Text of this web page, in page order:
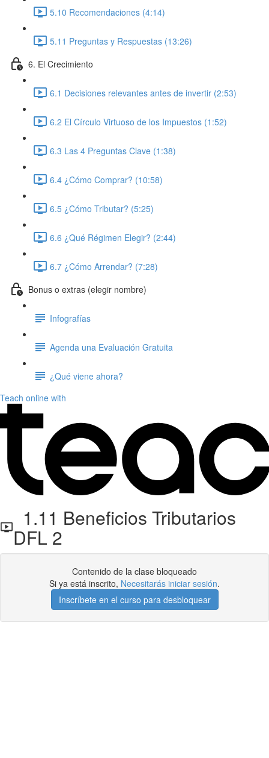
5.10 Recomendaciones (4:14)
5.11 Preguntas y Respuestas (13:26)
6. El Crecimiento
6.1 Decisiones relevantes antes de invertir (2:53)
6.2 El Círculo Virtuoso de los Impuestos (1:52)
6.3 Las 4 Preguntas Clave (1:38)
6.4 ¿Cómo Comprar? (10:58)
6.5 ¿Cómo Tributar? (5:25)
6.6 ¿Qué Régimen Elegir? (2:44)
6.7 ¿Cómo Arrendar? (7:28)
Bonus o extras (elegir nombre)
Infografías
Agenda una Evaluación Gratuita
¿Qué viene ahora?
Teach online with
1.11 Beneficios Tributarios
DFL 2
Contenido de la clase bloqueado
Si ya está inscrito, Necesitarás iniciar sesión.
Inscríbete en el curso para desbloquear